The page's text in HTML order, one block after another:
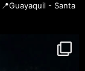
📍Guayaquil - Santa